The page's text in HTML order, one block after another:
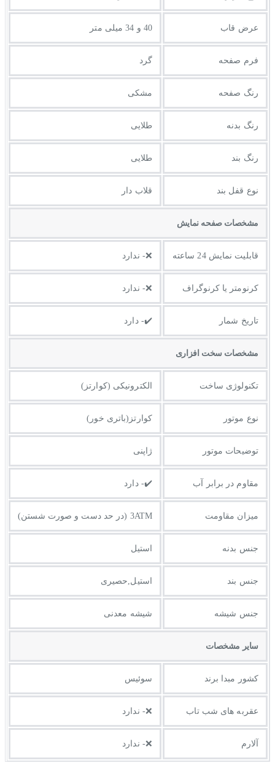
عرض قاب 40 و 34 میلی متر
فرم صفحه گرد
رنگ صفحه مشکی
رنگ بدنه طلایی
رنگ بند طلایی
نوع قفل بند قلاب دار
مشخصات صفحه نمايش
قابلیت نمایش 24 ساعته ❌- ندارد
کرنومتر یا کرنوگراف ❌- ندارد
تاریخ شمار ✔️- دارد
مشخصات سخت افزاری
تکنولوژی ساخت الکترونیکی (کوارتز)
نوع موتور کوارتز(باتری خور)
توضیحات موتور ژاپنی
مقاوم در برابر آب ✔️- دارد
میزان مقاومت 3ATM (در حد دست و صورت شستن)
جنس بدنه استیل
جنس بند استیل,حصیری
جنس شیشه شیشه معدنی
ساير مشخصات
کشور مبدا برند سوئیس
عقربه های شب تاب ❌- ندارد
آلارم ❌- ندارد